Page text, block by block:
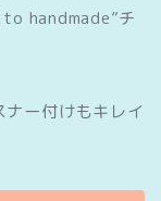
handmade”チ
ー付けもキレイ